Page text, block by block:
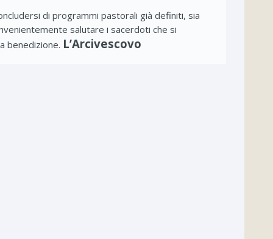
di programmi pastorali già definiti, sia
salutare i sacerdoti che si
benedizione. L’Arcivescovo